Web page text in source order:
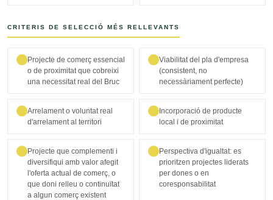
CRITERIS DE SELECCIÓ MÉS RELLEVANTS
Projecte de comerç essencial
o de proximitat que cobreixi
una necessitat real del Bruc
Viabilitat del pla d'empresa
(consistent, no
necessàriament perfecte)
Arrelament o voluntat real
d'arrelament al territori
Incorporació de producte
local i de proximitat
Projecte que complementi i
diversifiqui amb valor afegit
l'oferta actual de comerç, o
que doni relleu o continuïtat
a algun comerç existent
Perspectiva d'igualtat: es
prioritzen projectes liderats
per dones o en
coresponsabilitat